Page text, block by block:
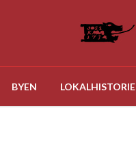
BYEN LOKALHISTORIE